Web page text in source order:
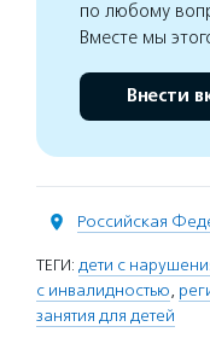
по любому
Вместе мы
Внести
Российская
ТЕГИ: дети с
с инвалидностью,
занятия для детей